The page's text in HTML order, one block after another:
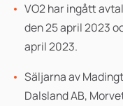
VO2 haringått
den 25 april 2023
april 2023.
Säljarna av
Dalsland AB,